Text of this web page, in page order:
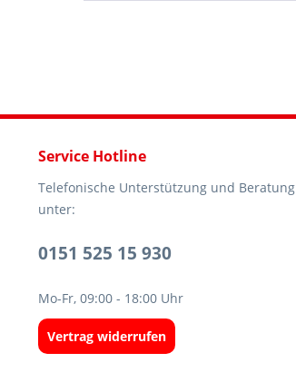
Service Hotline
Telefonische Unterstützung und Beratung
unter:
0151 525 15 930
Mo-Fr, 09:00 - 18:00 Uhr
Vertrag widerrufen